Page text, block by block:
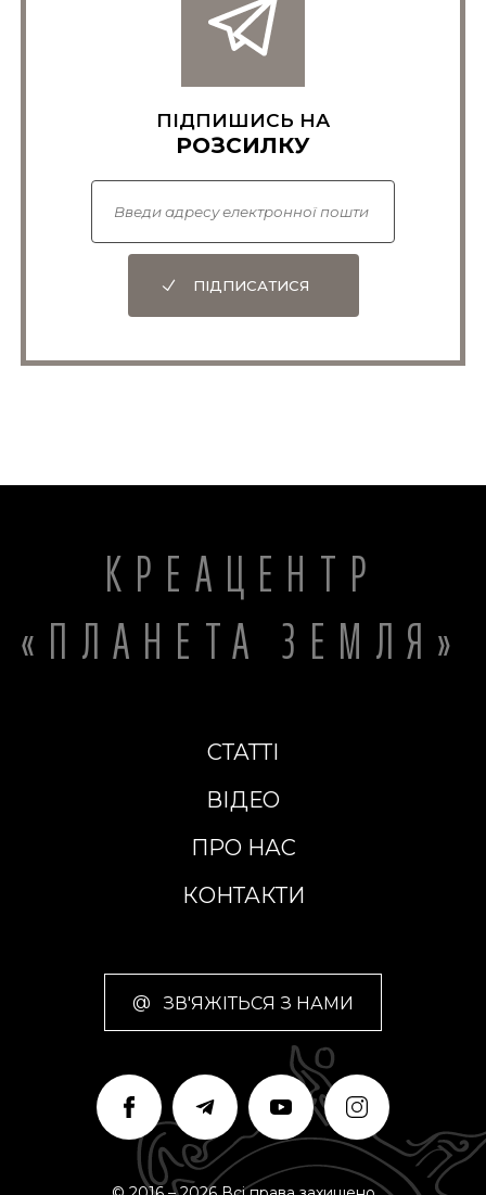
ПІДПИШИСЬ НА
РОЗСИЛКУ
ПІДПИСАТИСЯ
КРЕАЦЕНТР
«ПЛАНЕТА ЗЕМЛЯ»
СТАТТІ
ВІДЕО
ПРО НАС
КОНТАКТИ
@ ЗВ'ЯЖІТЬСЯ З НАМИ